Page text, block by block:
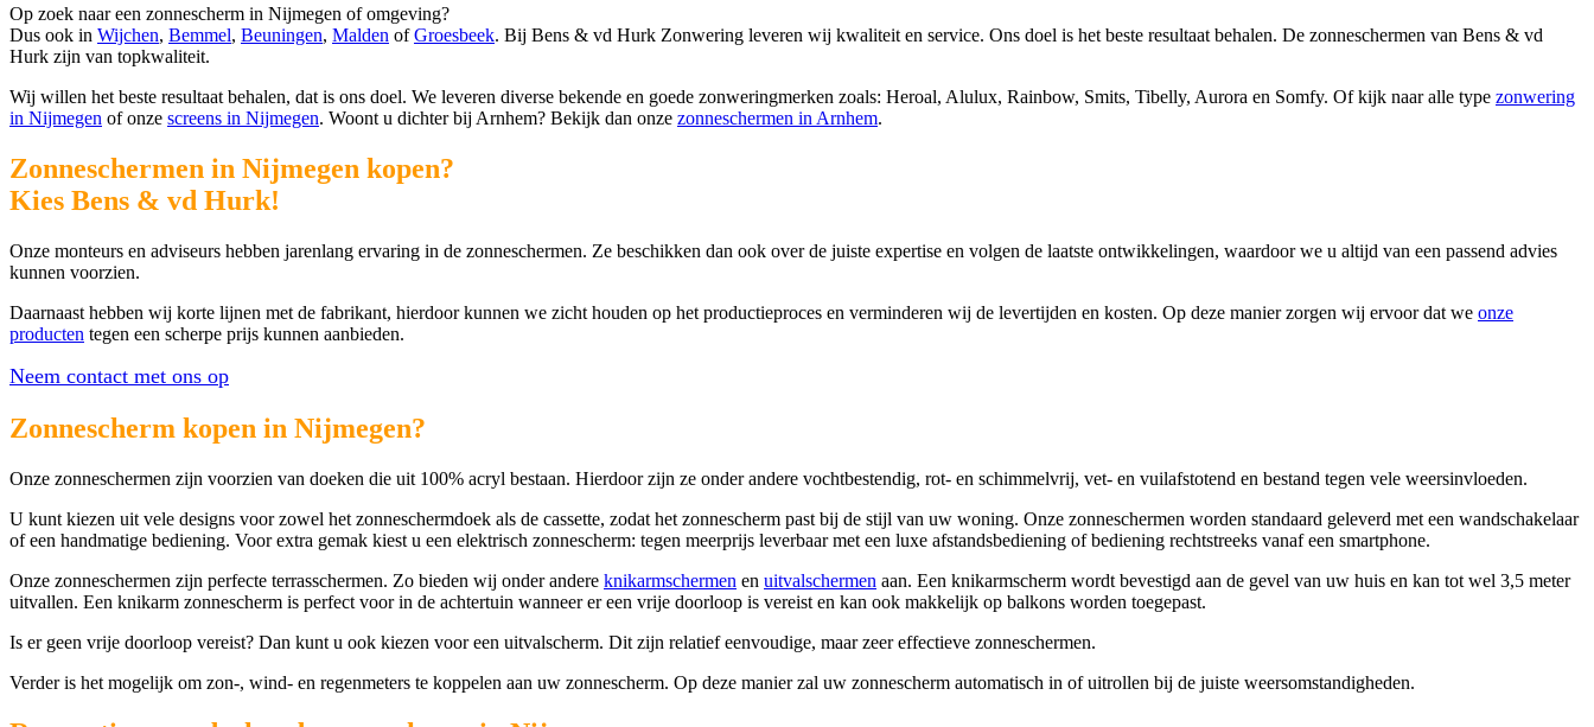
Op zoek naar een zonnescherm in Nijmegen of omgeving?
Dus ook in Wijchen, Bemmel, Beuningen, Malden ofGroesbeek. Bij Bens & vd Hurk Zonwering leveren wij kwaliteit en service. Ons doel is het beste resultaat behalen. De zonneschermen van Bens & vd
Hurk zijn van topkwaliteit.
Wij willen het beste resultaat behalen, dat is ons doel. We leveren diverse bekende en goede zonweringmerken zoals: Heroal, Alulux, Rainbow, Smits, Tibelly, Aurora en Somfy. Of kijk naar alle type zonwering
in Nijmegen of onze screens in Nijmegen. Woont u dichter bij Arnhem? Bekijk dan onze zonneschermen in Arnhem.
Zonneschermen in Nijmegen kopen?
Kies Bens & vd Hurk!
Onze monteurs en adviseurs hebben jarenlang ervaring in de zonneschermen. Ze beschikken dan ook over de juiste expertise en volgen de laatste ontwikkelingen, waardoor we u altijd van een passend advies
kunnen voorzien.
Daarnaast hebben wij korte lijnen met de fabrikant, hierdoor kunnen we zicht houden op het productieproces en verminderen wij de levertijden en kosten. Op deze manier zorgen wij ervoor dat we onze
producten tegen een scherpe prijs kunnen aanbieden.
Neem contact met ons op
Zonnescherm kopen in Nijmegen?
Onze zonneschermen zijn voorzien van doeken die uit 100% acryl bestaan. Hierdoor zijn ze onder andere vochtbestendig, rot- en schimmelvrij, vet- en vuilafstotend en bestand tegen vele weersinvloeden.
U kunt kiezen uit vele designs voor zowel het zonneschermdoek als de cassette, zodat het zonnescherm past bij de stijl van uw woning. Onze zonneschermen worden standaard geleverd met een wandschakelaar
of een handmatige bediening. Voor extra gemak kiest u een elektrisch zonnescherm: tegen meerprijs leverbaar met een luxe afstandsbediening of bediening rechtstreeks vanaf een smartphone.
Onze zonneschermen zijn perfecte terrasschermen. Zo bieden wij onder andere knikarmschermen en uitvalschermen aan. Een knikarmscherm wordt bevestigd aan de gevel van uw huis en kan tot wel 3,5 meter
uitvallen. Een knikarm zonnescherm is perfect voor in de achtertuin wanneer er een vrije doorloop is vereist en kan ook makkelijk op balkons worden toegepast.
Is er geen vrije doorloop vereist? Dan kunt u ook kiezen voor een uitvalscherm. Dit zijn relatief eenvoudige, maar zeer effectieve zonneschermen.
Verder is het mogelijk om zon-, wind- en regenmeters te koppelen aan uw zonnescherm. Op deze manier zal uw zonnescherm automatisch in of uitrollen bij de juiste weersomstandigheden.